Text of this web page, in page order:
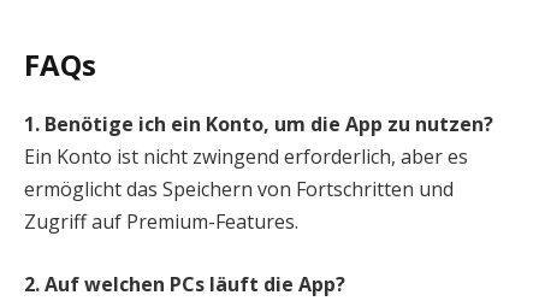
FAQs
1. Benötige ich ein Konto, um die App zu nutzen?
Ein Konto ist nicht zwingend erforderlich, aber es
ermöglicht das Speichern von Fortschritten und
Zugriff auf Premium-Features.
2. Auf welchen PCs läuft die App?